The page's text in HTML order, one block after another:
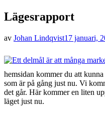
Lägesrapport
av Johan LindqvistPublicerad
17 januari,
hemsidan kommer du att
som är på gång just nu. Vi
det går. Här kommer en liten
läget just nu.